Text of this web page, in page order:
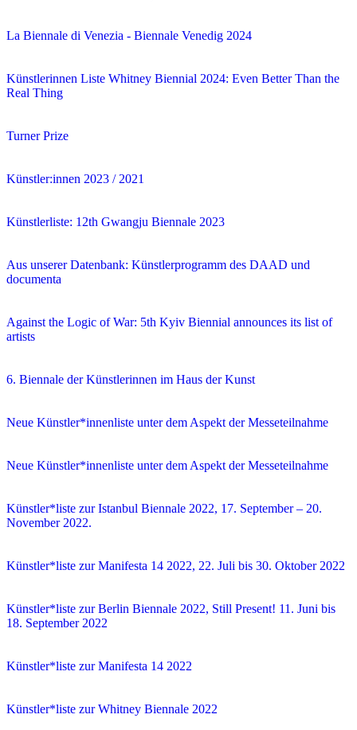
La Biennale di Venezia - Biennale Venedig 2024
Künstlerinnen Liste Whitney Biennial 2024: Even Better Than the
Real Thing
Turner Prize
Künstler:innen 2023 / 2021
Künstlerliste: 12th Gwangju Biennale 2023
Aus unserer Datenbank: Künstlerprogramm des DAAD und
documenta
Against the Logic of War: 5th Kyiv Biennial announces its list of
artists
6. Biennale der Künstlerinnen im Haus der Kunst
Neue Künstler*innenliste unter dem Aspekt der Messeteilnahme
Neue Künstler*innenliste unter dem Aspekt der Messeteilnahme
Künstler*liste zur Istanbul Biennale 2022, 17. September – 20.
November 2022.
Künstler*liste zur Manifesta 14 2022, 22. Juli bis 30. Oktober 2022
Künstler*liste zur Berlin Biennale 2022, Still Present! 11. Juni bis
18. September 2022
Künstler*liste zur Manifesta 14 2022
Künstler*liste zur Whitney Biennale 2022